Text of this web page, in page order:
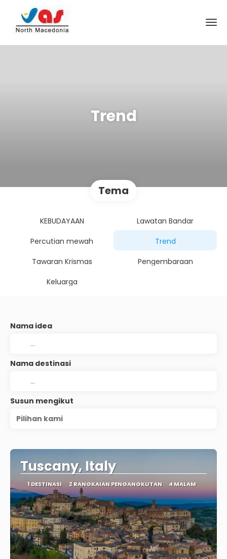
Trend
Tema
KEBUDAYAAN
Lawatan Bandar
Percutian mewah
Trend
Tawaran Krismas
Pengembaraan
Keluarga
Nama idea
Nama destinasi
Susun mengikut
Pilihan kami
Tuscany, Italy
1 DESTINASI 2 RANGKAIAN PENGANGKUTAN 4 MALAM